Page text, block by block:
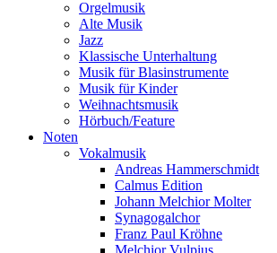
Orgelmusik
Alte Musik
Jazz
Klassische Unterhaltung
Musik für Blasinstrumente
Musik für Kinder
Weihnachtsmusik
Hörbuch/Feature
Noten
Vokalmusik
Andreas Hammerschmidt
Calmus Edition
Johann Melchior Molter
Synagogalchor
Franz Paul Kröhne
Melchior Vulpius